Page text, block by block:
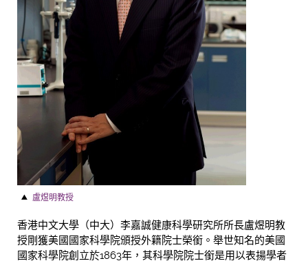
盧煜明教授
香港中文大學（中大）李嘉誠健康科學研究所所長盧煜明教
授剛獲美國國家科學院頒授外籍院士榮銜。舉世知名的美國
國家科學院創立於1863年，其科學院院士銜是用以表揚學者